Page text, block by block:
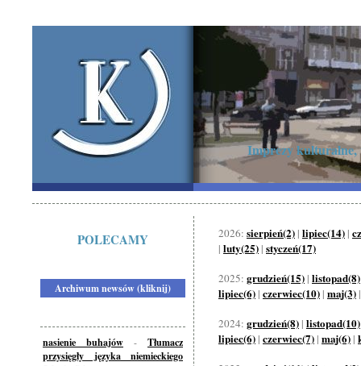
Imprezy kulturalne,
POLECAMY
Archiwum newsów (kliknij)
nasienie buhajów - Tłumacz
przysięgły języka niemieckiego
2026: sierpień(2) | lipiec(14) |
| luty(25) | styczeń(17)
2025: grudzień(15) | listopad(8)
lipiec(6) | czerwiec(10) | maj(3)
2024: grudzień(8) | listopad(10)
lipiec(6) | czerwiec(7) | maj(6) |